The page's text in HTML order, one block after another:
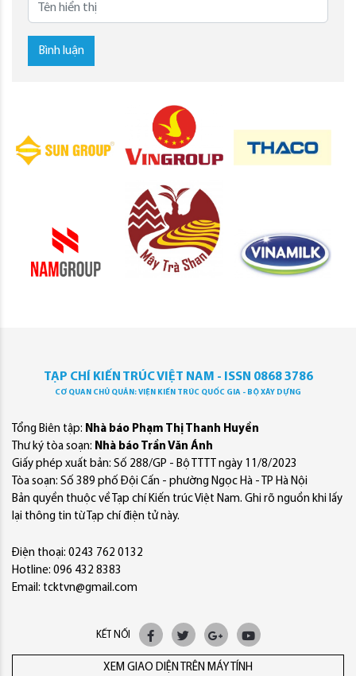
Bình luận
TẠP CHÍ KIẾN TRÚC VIỆT NAM - ISSN 0868 3786
CƠ QUAN CHỦ QUẢN: VIỆN KIẾN TRÚC QUỐC GIA - BỘ XÂY DỰNG
Tổng Biên tập: Nhà báo Phạm Thị Thanh Huyền
Thư ký tòa soạn: Nhà báo Trần Văn Ánh
Giấy phép xuất bản: Số 288/GP - Bộ TTTT ngày 11/8/2023
Tòa soạn: Số 389 phố Đội Cấn - phường Ngọc Hà - TP Hà Nội
Bản quyền thuộc về Tạp chí Kiến trúc Việt Nam. Ghi rõ nguồn khi lấy
lại thông tin từ Tạp chí điện tử này.
Điện thoại: 0243 762 0132
Hotline: 096 432 8383
Email: tcktvn@gmail.com
KẾT NỐI
XEM GIAO DIỆN TRÊN MÁY TÍNH